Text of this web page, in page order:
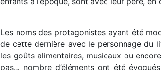
Les noms des protagonistes ayant été
de cette dernière avec le personnage du
les goûts alimentaires, musicaux ou
pas… nombre d’éléments ont été